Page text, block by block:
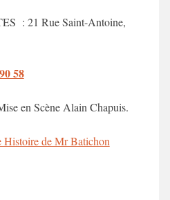
: 21 Rue Saint-Antoine,
58
en Scène Alain Chapuis.
Histoire de Mr Batichon